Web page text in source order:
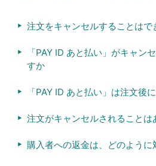
注文をキャンセルすることはで
「PAY ID あと払い」がキャン
すか
「PAY ID あと払い」は注文後
注文がキャンセルされることは
購入者への返金は、どのように